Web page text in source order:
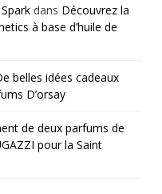
dans Découvrez la
à base d’huile de
belles idées cadeaux
D’orsay
de deux parfums de
pour la Saint